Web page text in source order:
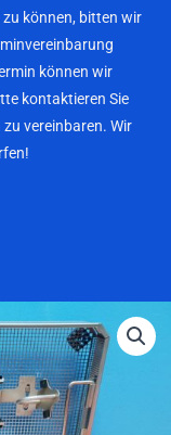
zu können, bitten wir
können wir
kontaktieren Sie
vereinbaren. Wir